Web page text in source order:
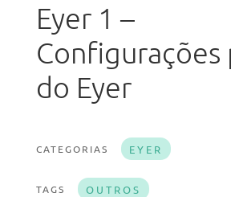
Eyer 1 –
Configurações
do Eyer
CATEGORIAS EYER
TAGS OUTROS